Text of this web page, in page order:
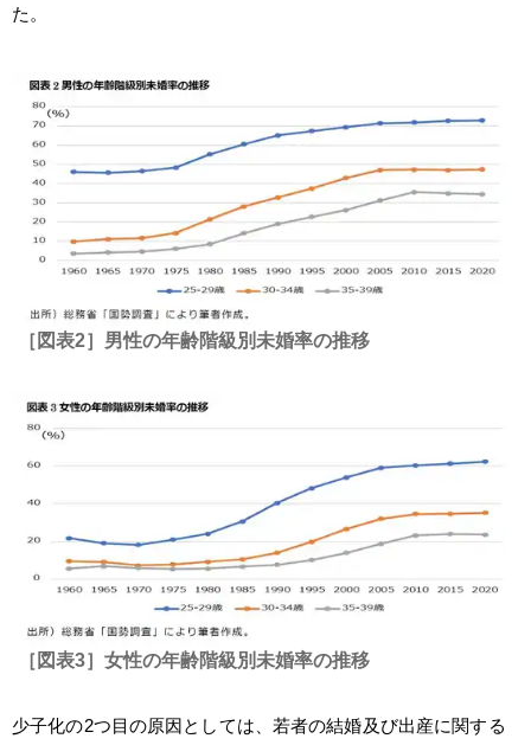
た。
［図表2］男性の年齢階級別未婚率の推移
［図表3］女性の年齢階級別未婚率の推移
少子化の2つ目の原因としては、若者の結婚及び出産に関する